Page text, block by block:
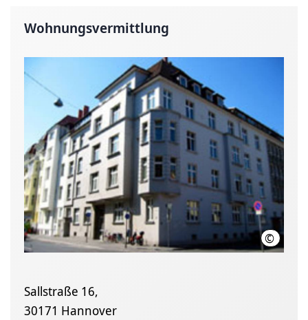
Wohnungsvermittlung
©
Sallstraße 16,
30171 Hannover